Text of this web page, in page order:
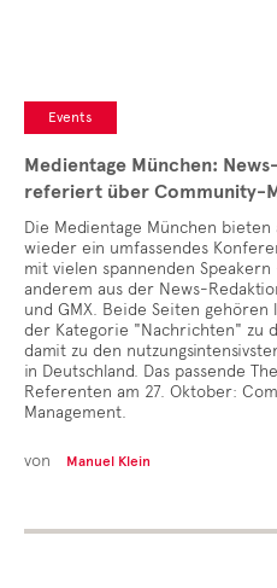
Events
Medientage München:
referiert über Community-
Die Medientage München bieten
wieder ein umfassendes
mit vielen spannenden
anderem aus der News-
und GMX. Beide Seiten gehören
der Kategorie "Nachrichten" zu
damit zu den
in Deutschland. Das passende
Referenten am 27. Oktober:
Management.
von Manuel Klein